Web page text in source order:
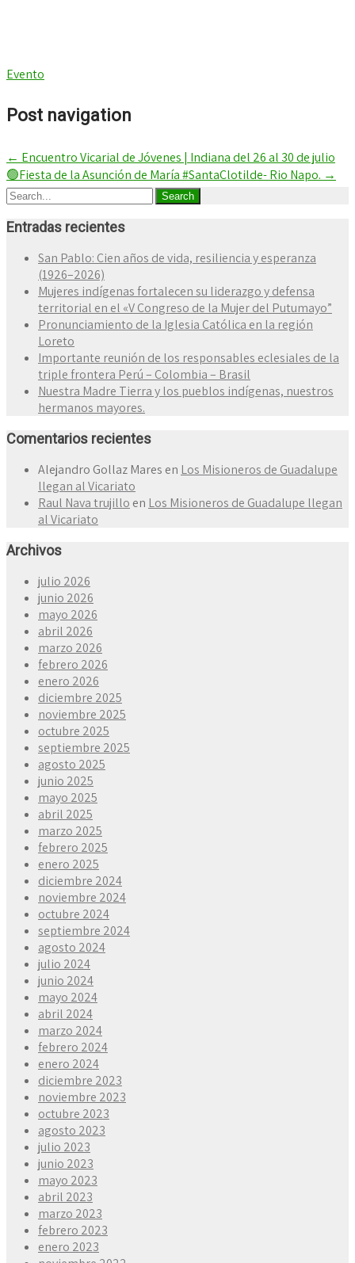
Evento
Post navigation
← Encuentro Vicarial de Jóvenes | Indiana del 26 al 30 de julio
🟢Fiesta de la Asunción de María #SantaClotilde- Rio Napo. →
Entradas recientes
San Pablo: Cien años de vida, resiliencia y esperanza
(1926–2026)
Mujeres indígenas fortalecen su liderazgo y defensa
territorial en el «V Congreso de la Mujer del Putumayo”
Pronunciamiento de la Iglesia Católica en la región
Loreto
Importante reunión de los responsables eclesiales de la
triple frontera Perú – Colombia – Brasil
Nuestra Madre Tierra y los pueblos indígenas, nuestros
hermanos mayores.
Comentarios recientes
Alejandro Gollaz Mares en Los Misioneros de Guadalupe
llegan al Vicariato
Raul Nava trujillo en Los Misioneros de Guadalupe llegan
al Vicariato
Archivos
julio 2026
junio 2026
mayo 2026
abril 2026
marzo 2026
febrero 2026
enero 2026
diciembre 2025
noviembre 2025
octubre 2025
septiembre 2025
agosto 2025
junio 2025
mayo 2025
abril 2025
marzo 2025
febrero 2025
enero 2025
diciembre 2024
noviembre 2024
octubre 2024
septiembre 2024
agosto 2024
julio 2024
junio 2024
mayo 2024
abril 2024
marzo 2024
febrero 2024
enero 2024
diciembre 2023
noviembre 2023
octubre 2023
agosto 2023
julio 2023
junio 2023
mayo 2023
abril 2023
marzo 2023
febrero 2023
enero 2023